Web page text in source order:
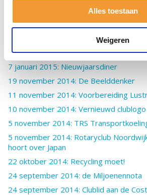
Alles toestaan
Weigeren
4 februari 2015: Bedrijfsbezoek Fast &
28 januari 2015: Northgo College
28 januari 2015: Gouverneur Pia Kraak
21 januari 2015: Bloedonderzoek naar
7 januari 2015: Nieuwjaarsdiner
19 november 2014: De Beelddenker
11 november 2014: Voorbereiding
10 november 2014: Vernieuwd clublogo
5 november 2014: TRS
5 november 2014: Rotaryclub
hoort over Japan
22 oktober 2014: Recycling moet!
24 september 2014: de Miljoenennota
24 september 2014: Clublid aan de